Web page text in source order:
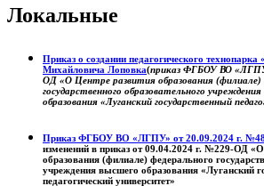
Локальные
Приказ о создании педагогического
Михайловича Лоповка(приказ ФГБОУ ВО
ОД «О Центре развития образования (филиале)
государственного образовательного
образования «Луганский государственный
Приказ ФГБОУ ВО «ЛГПУ» от 20.09.2024 г.
изменений в приказ от 09.04.2024 г. №229-ОД
образования (филиале) федерального
учреждения высшего образования «Луганский
педагогический университет»